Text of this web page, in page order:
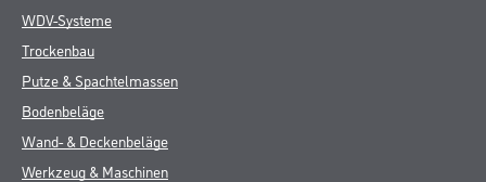
WDV-Systeme
Trockenbau
Putze & Spachtelmassen
Bodenbeläge
Wand- & Deckenbeläge
Werkzeug & Maschinen